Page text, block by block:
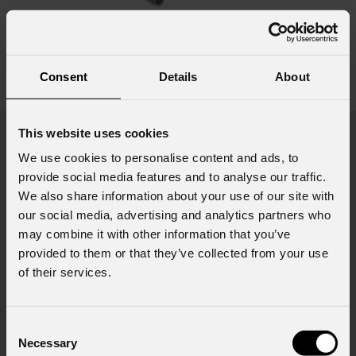
Consent Details About
This website uses cookies
We use cookies to personalise content and ads, to
provide social media features and to analyse our traffic.
We also share information about your use of our site with
our social media, advertising and analytics partners who
may combine it with other information that you’ve
provided to them or that they’ve collected from your use
of their services.
Selection
Necessary
vedi varianti
Prodotti in evidenza